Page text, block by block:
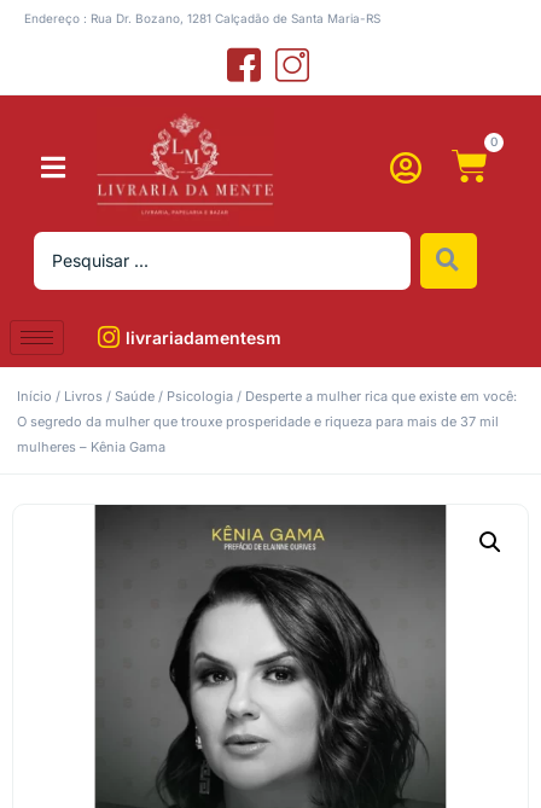
Endereço : Rua Dr. Bozano, 1281 Calçadão de Santa Maria-RS
0
livrariadamentesm
Início / Livros / Saúde / Psicologia / Desperte a mulher rica que existe em você:
O segredo da mulher que trouxe prosperidade e riqueza para mais de 37 mil
mulheres – Kênia Gama